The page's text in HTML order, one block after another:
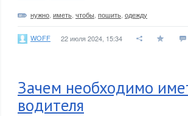
нужно иметь чтобы пошить одежду
WOFF 22 июля 2024, 15:34
Зачем необходимо
водителя